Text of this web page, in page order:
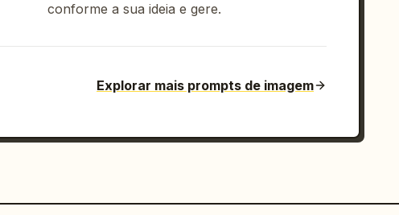
conforme a sua ideia e gere.
Explorar mais prompts de imagem